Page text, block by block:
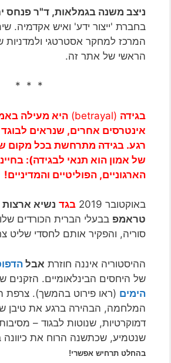
ניצב משנה בגמלאות, ד"ר פנחס
בחברת 'ייצור ידע' ואיש אקדמיה.
המרכז למחקר אסטרטגי ולמדניות
הראשי של אתר זה.
* * *
בגידה (betrayal) היא מעילה ב
אינטרסים אחרים, שנראים לבוגד
רגע. בגידה מתרחשת בכל מקום
של אמון הוא תנאי לבגידה):
הארגוניים, הפוליטיים והמדיניים!
באוקטובר 2019 בגד נשיא ארצות
טראמפ בבעלי הברית הכורדים
סוריה, והפקיר אותם לחסדי שליט
ההיסטוריה איננה חוזרת אבל
של היחסים הבינלאומיים. הזקנים
הימים (ראו פירוט בהמשך). צרפת
המלחמה, הבהירה ברגע את טיבן
דמוקרטיות, שנוטות לבגוד –
שנטמיע, שכתשנה הרוח את
בהחלט תרחיש אפשרי!